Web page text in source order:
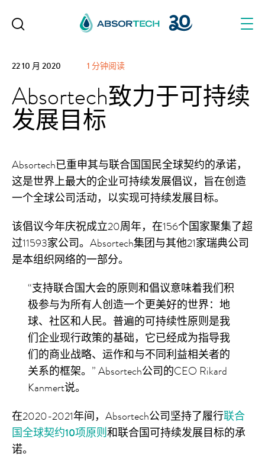
22 10 月 2020 1 分钟阅读
Absortech致力于可持续
发展目标
Absortech已重申其与联合国国民全球契约的承诺，
这是世界上最大的企业可持续发展倡议，旨在创造
一个全球公司活动，以实现可持续发展目标。
该倡议今年庆祝成立20周年，在156个国家聚集了超
过11593家公司。Absortech集团与其他21家瑞典公司
是本组织网络的一部分。
“支持联合国大会的原则和倡议意味着我们积
极参与为所有人创造一个更美好的世界：地
球、社区和人民。普遍的可持续性原则是我
们企业现行政策的基础，它已经成为指导我
们的商业战略、运作和与不同利益相关者的
关系的框架。” Absortech公司的CEO Rikard
Kanmert说。
在2020-2021年间，Absortech公司坚持了履行联合
国全球契约10项原则和联合国可持续发展目标的承
诺。